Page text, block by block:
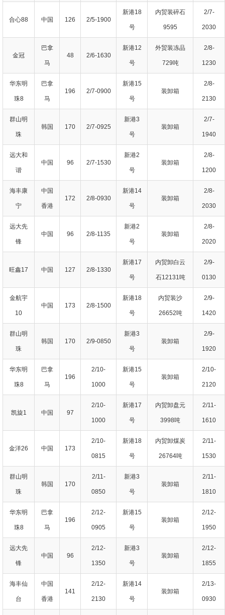
合心88 中国 126 2/5-1900
新港18
号
内贸装碎石
9595
2/7-
2030
金冠
巴拿
马
48 2/6-1630
新港12
号
外贸装冻品
729吨
2/8-
1230
华东明
珠8
巴拿
马
196 2/7-0900
新港15
号
装卸箱
2/8-
2130
群山明
珠
韩国 170 2/7-0925
新港3
号
装卸箱
2/7-
1940
远大和
谐
中国 96 2/7-1530
新港2
号
装卸箱
2/8-
1200
海丰康
宁
中国
香港
172 2/8-0930
新港14
号
装卸箱
2/8-
2030
远大先
锋
中国 96 2/8-1135
新港2
号
装卸箱
2/8-
2020
旺鑫17 中国 127 2/8-1330
新港17
号
内贸卸白云
石12131吨
2/9-
0130
金航宇
10
中国 173 2/8-1500
新港18
号
内贸装沙
26652吨
2/9-
1420
群山明
珠
韩国 170 2/9-0850
新港3
号
装卸箱
2/9-
1920
华东明
珠8
巴拿
马
196
2/10-
1000
新港15
号
装卸箱
2/10-
2120
凯旋1 中国 97
2/10-
1000
新港17
号
内贸卸盘元
3998吨
2/11-
1610
金洋26 中国 173
2/10-
0815
新港18
号
内贸卸煤炭
26764吨
2/11-
1530
群山明
珠
韩国 170
2/11-
0850
新港3
号
装卸箱
2/11-
1810
华东明
珠8
巴拿
马
196
2/12-
0905
新港15
号
装卸箱
2/12-
1950
远大先
锋
中国 96
2/12-
1350
新港3
号
装卸箱
2/12-
1855
海丰仙
台
中国
香港
141
2/12-
2130
新港14
号
装卸箱
2/13-
0930